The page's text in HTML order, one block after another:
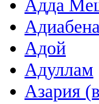
Адда
Адиабена
Адой
Адуллам
Азария